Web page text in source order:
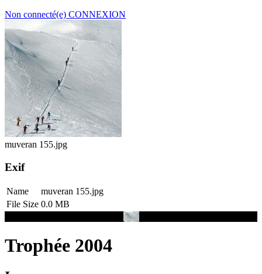
Non connecté(e) CONNEXION
muveran 155.jpg
Exif
Name
muveran 155.jpg
File Size 0.0 MB
Trophée 2004